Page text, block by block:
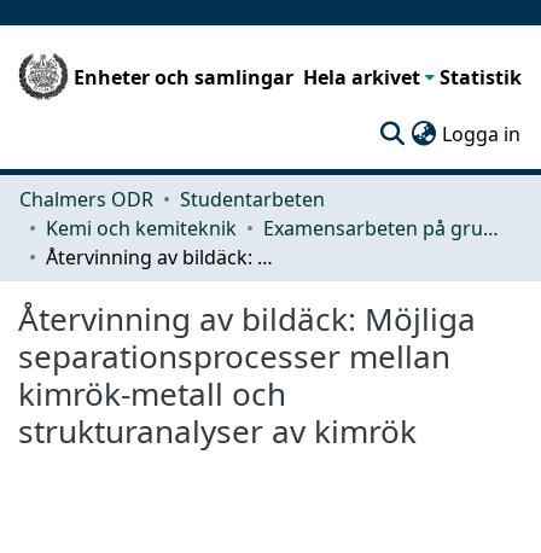
Enheter och samlingar Hela arkivet Statistik
Logga in
Chalmers ODR
Studentarbeten
Kemi och kemiteknik
Examensarbeten på grundnivå
Återvinning av bildäck: Möjliga separationsprocesser mellan kimrök-metall och strukturanalyser av kimrök
Återvinning av bildäck: Möjliga
separationsprocesser mellan
kimrök-metall och
strukturanalyser av kimrök